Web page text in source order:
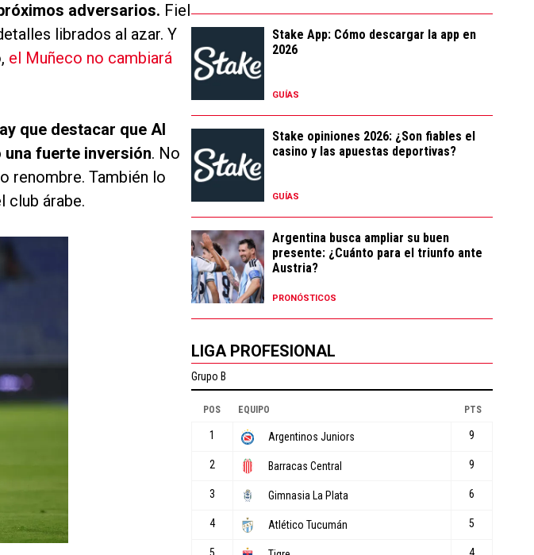
adversarios. Fiel
librados al azar. Y
el Muñeco no cambiará
que destacar que Al
una fuerte inversión. No
renombre. También lo
club árabe.
Stake App: Cómo descargar la app en
2026
GUÍAS
Stake opiniones 2026: ¿Son fiables el
casino y las apuestas deportivas?
GUÍAS
Argentina busca ampliar su buen
presente: ¿Cuánto para el triunfo ante
Austria?
PRONÓSTICOS
LIGA PROFESIONAL